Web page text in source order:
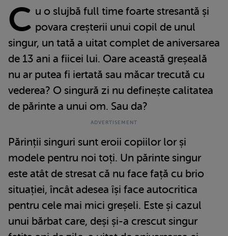
C u o slujbă full time foarte stresantă și
povara creșterii unui copil de unul
singur, un tată a uitat complet de aniversarea
de 13 ani a fiicei lui. Oare această greșeală
nu ar putea fi iertată sau măcar trecută cu
vederea? O singură zi nu definește calitatea
de părinte a unui om. Sau da?
Părinții singuri sunt eroii copiilor lor și
modele pentru noi toți. Un părinte singur
este atât de stresat că nu face față cu brio
situației, încât adesea își face autocritica
pentru cele mai mici greșeli. Este și cazul
unui bărbat care, deși și-a crescut singur